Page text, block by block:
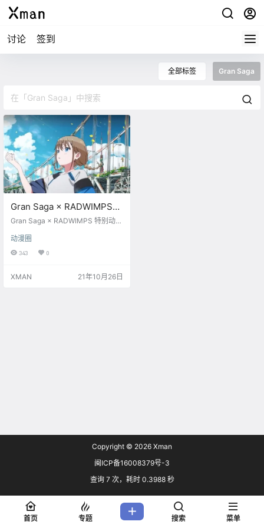
讨论 签到
全部标签 Gran Saga
Gran Saga × RADWIMPS
特别动画《摩訶不思議》完
Gran Saga × RADWIMPS 特别动画
画由 依田伸隆 担当监督、分镜、编
集；牛嶋新一郎 担任动画导演；岩
责。 音楽：「MAKAFUKA」RADW
动漫圈
343 0
XMAN 21年10月26日
Copyright © 2026 Xman
闽ICP备16008379号-3
查询 7 次，耗时 0.3988 秒
首页 专题 搜索 菜单